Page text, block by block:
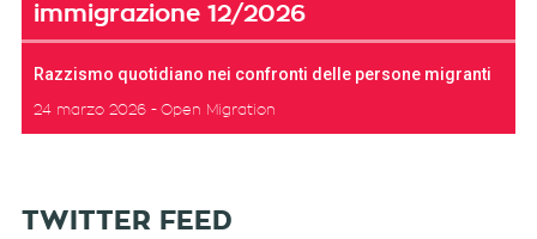
immigrazione 12/2026
Razzismo quotidiano nei confronti delle persone migranti
24 marzo 2026 Open Migration
TWITTER FEED